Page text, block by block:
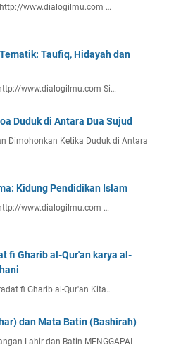
www.dialogilmu.com …
Taufiq, Hidayah dan
www.dialogilmu.com Si…
Duduk di Antara Dua Sujud
Dimohonkan Ketika Duduk di Antara
Kidung Pendidikan Islam
www.dialogilmu.com …
fi Gharib al-Qur'an karya al-
fi Gharib al-Qur'an Kita…
dan Mata Batin (Bashirah)
Lahir dan Batin MENGGAPAI